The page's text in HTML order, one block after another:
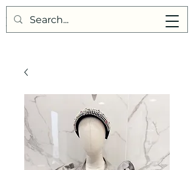
Points de Suture